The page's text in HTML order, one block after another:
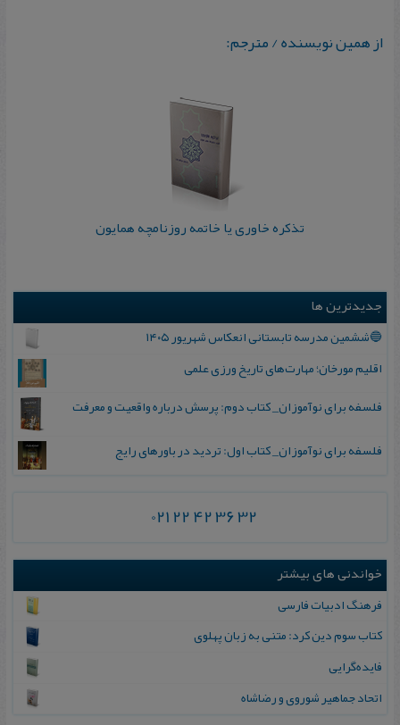
از همین نویسنده / مترجم:
تذکره خاوری یا ‌خاتمه روزنامچه همایون
جدیدترین ها
🔵ششمین مدرسه تابستانی انعکاس شهریور ۱۴۰۵
اقلیم مورخان؛ مهارت‌های تاریخ ورزی علمی
فلسفه برای نوآموزان_ کتاب دوم: پرسش درباره واقعیت و معرفت
فلسفه برای نوآموزان_ کتاب اول: تردید در باورهای رایج
021 22 42 36 32
خواندنی های بیشتر
فرهنگ ادبیات فارسی
کتاب‌ سوم‌ دین‌ کرد: متنی‌ به‌ زبان‌ پهلوی‌
فایده‌گرایی
اتحاد جماهیر شوروی‌ و رضاشاه‌